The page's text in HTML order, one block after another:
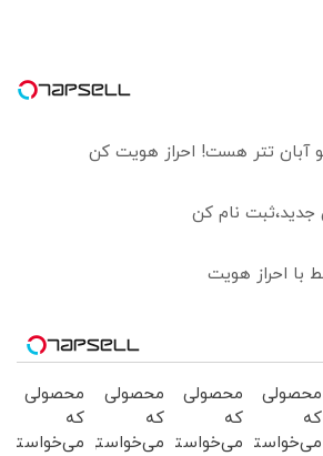
آبان تتر هست! احراز هویت کن
محصولی
که
می‌خواستی
محصولی
که
می‌خواستی
محصولی
که
می‌خواستی
محصولی
که
می‌خواستی